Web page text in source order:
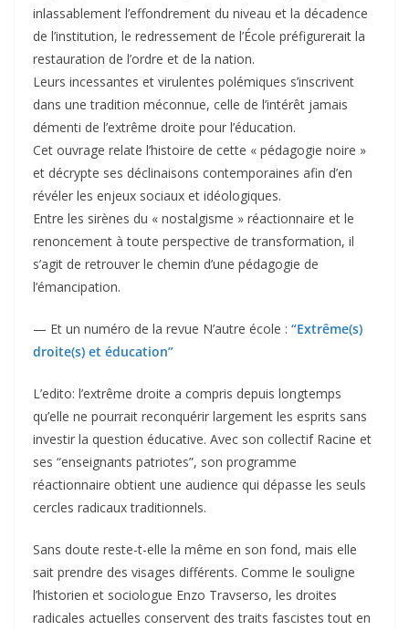
inlassablement l’effondrement du niveau et la décadence
de l’institution, le redressement de l’École préfigurerait la
restauration de l’ordre et de la nation.
Leurs incessantes et virulentes polémiques s’inscrivent
dans une tradition méconnue, celle de l’intérêt jamais
démenti de l’extrême droite pour l’éducation.
Cet ouvrage relate l’histoire de cette « pédagogie noire »
et décrypte ses déclinaisons contemporaines afin d’en
révéler les enjeux sociaux et idéologiques.
Entre les sirènes du « nostalgisme » réactionnaire et le
renoncement à toute perspective de transformation, il
s’agit de retrouver le chemin d’une pédagogie de
l’émancipation.
— Et un numéro de la revue N’autre école : “Extrême(s)
droite(s) et éducation”
L’edito: l’extrême droite a compris depuis longtemps
qu’elle ne pourrait reconquérir largement les esprits sans
investir la question éducative. Avec son collectif Racine et
ses “enseignants patriotes”, son programme
réactionnaire obtient une audience qui dépasse les seuls
cercles radicaux traditionnels.
Sans doute reste-t-elle la même en son fond, mais elle
sait prendre des visages différents. Comme le souligne
l’historien et sociologue Enzo Travserso, les droites
radicales actuelles conservent des traits fascistes tout en